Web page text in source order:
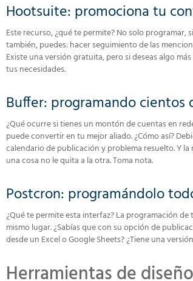
Hootsuite: promociona tu
Este recurso, ¿qué te permite? No solo
también, puedes: hacer seguimiento de las
Existe una versión gratuita, pero si deseas algo
tus necesidades.
Buffer: programando cientos
¿Qué ocurre si tienes un montón de cuentas en
puede convertir en tu mejor aliado. ¿Cómo así?
calendario de publicación y problema resuelto. Y
una cosa no le quita a la otra. Toma nota.
Postcron: programándolo
¿Qué te permite esta interfaz? La programación
mismo lugar. ¿Sabías que con su opción de
desde un Excel o Google Sheets? ¿Tiene una
Herramientas de